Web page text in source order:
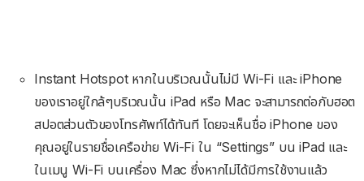
Instant Hotspot หากในบริเวณนั้นไม่มี Wi-Fi และ iPhone
ของเราอยู่ใกล้ๆบริเวณนั้น iPad หรือ Mac จะสามารถต่อกับฮอต
สปอตส่วนตัวของโทรศัพท์ได้ทันที โดยจะเห็นชื่อ iPhone ของ
คุณอยู่ในรายชื่อเครือข่าย Wi-Fi ใน “Settings” บน iPad และ
ในเมนู Wi-Fi บนเครื่อง Mac ซึ่งหากไม่ได้มีการใช้งานแล้ว